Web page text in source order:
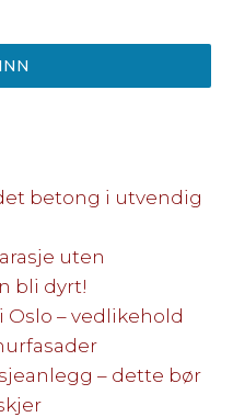
betong i utvendig
uten
bli dyrt!
– vedlikehold
– dette bør